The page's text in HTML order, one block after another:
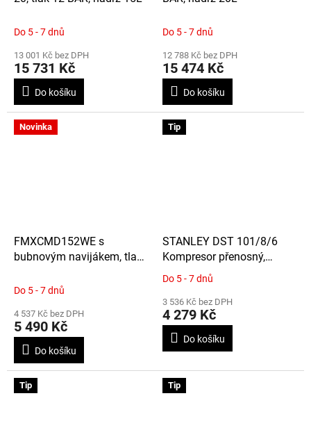
Do 5 - 7 dnů
13 001 Kč bez DPH
15 731 Kč
Do košíku
Do 5 - 7 dnů
12 788 Kč bez DPH
15 474 Kč
Do košíku
Novinka
FMXCMD152WE s
bubnovým navijákem, tlak
Do 5 - 7 dnů
4 537 Kč bez DPH
5 490 Kč
Do košíku
Tip
STANLEY DST 101/8/6
Kompresor přenosný,
samomazný s nádrží 6L a
Průměrné
produktu
je
3,7
hvězdiček.
Do 5 - 7 dnů
3 536 Kč bez DPH
4 279 Kč
Do košíku
Tip Tip